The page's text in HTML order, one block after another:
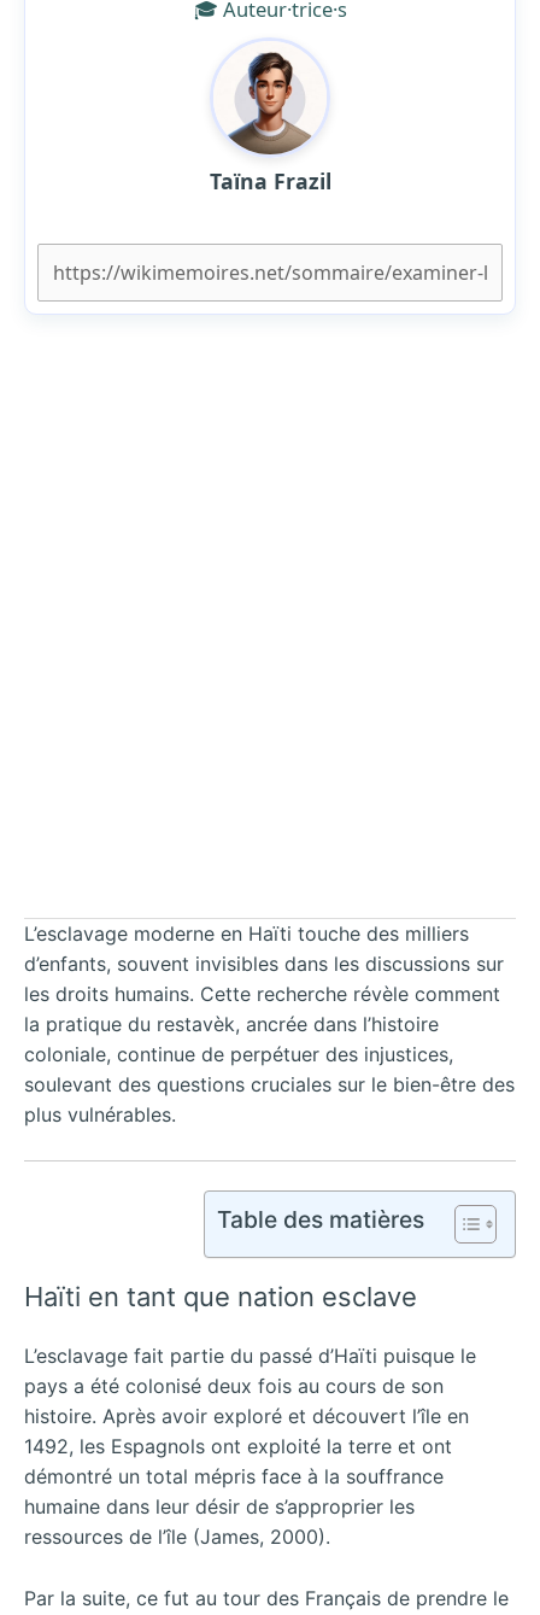
🎓 Auteur·trice·s
Taïna Frazil
L’esclavage moderne en Haïti touche des milliers
d’enfants, souvent invisibles dans les discussions sur
les droits humains. Cette recherche révèle comment
la pratique du restavèk, ancrée dans l’histoire
coloniale, continue de perpétuer des injustices,
soulevant des questions cruciales sur le bien-être des
plus vulnérables.
Table des matières
Haïti en tant que nation esclave
L’esclavage fait partie du passé d’Haïti puisque le
pays a été colonisé deux fois au cours de son
histoire. Après avoir exploré et découvert l’île en
1492, les Espagnols ont exploité la terre et ont
démontré un total mépris face à la souffrance
humaine dans leur désir de s’approprier les
ressources de l’île (James, 2000).
Par la suite, ce fut au tour des Français de prendre le